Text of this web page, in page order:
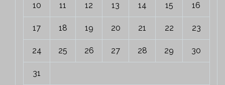
10 11 12 13 14 15 16
17 18 19 20 21 22 23
24 25 26 27 28 29 30
31